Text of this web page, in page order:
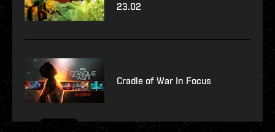
23.02
Cradle of War In Focus